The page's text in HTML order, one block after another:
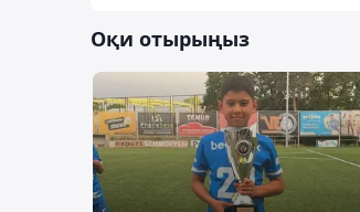
Оқи отырыңыз